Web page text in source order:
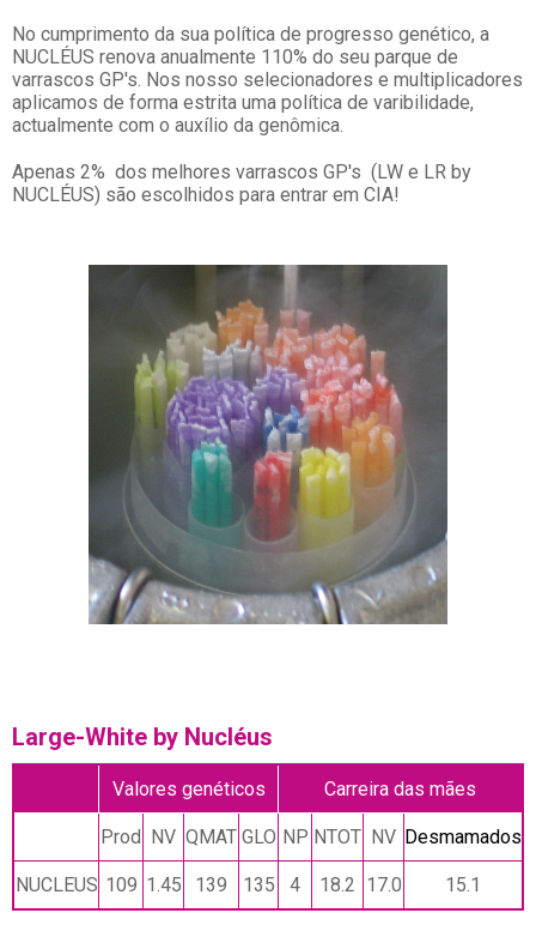
No cumprimento da sua política de progresso genético, a
NUCLÉUS renova anualmente 110% do seu parque de
varrascos GP's. Nos nosso selecionadores e multiplicadores
aplicamos de forma estrita uma política de varibilidade,
actualmente com o auxílio da genômica.
Apenas 2% dos melhores varrascos GP's (LW e LR by
NUCLÉUS) são escolhidos para entrar em CIA!
Large-White by Nucléus
Valores genéticos Carreira das mães
Prod NV QMAT GLO NP NTOT NV Desmamados
NUCLEUS 109 1.45 139 135 4 18.2 17.0 15.1